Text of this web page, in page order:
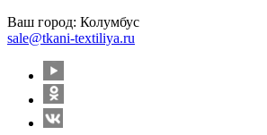
Ваш город: Колумбус
sale@tkani-textiliya.ru